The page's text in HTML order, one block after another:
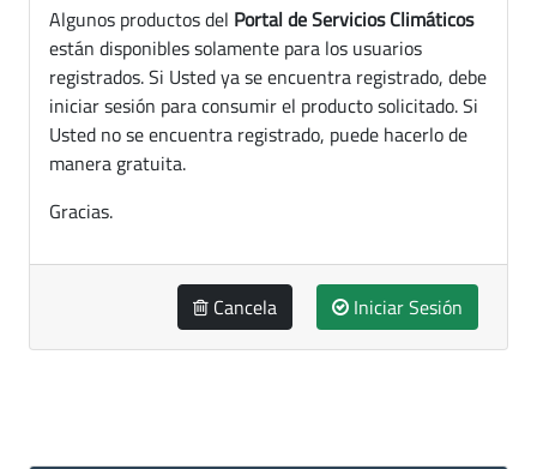
Algunos productos del Portal de Servicios Climáticos
están disponibles solamente para los usuarios
registrados. Si Usted ya se encuentra registrado, debe
iniciar sesión para consumir el producto solicitado. Si
Usted no se encuentra registrado, puede hacerlo de
manera gratuita.
Gracias.
Cancela Iniciar Sesión